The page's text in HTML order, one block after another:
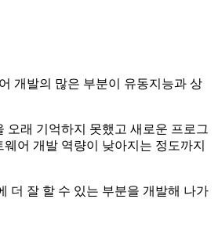
개발의 많은 부분이 유동지능과 상
오래 기억하지 못했고 새로운 프로그
어 개발 역량이 낮아지는 정도까지
더 잘 할 수 있는 부분을 개발해 나가